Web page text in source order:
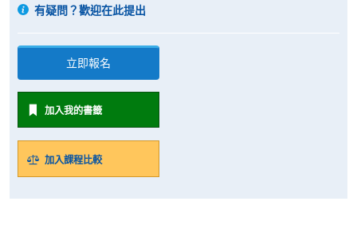
有疑問？歡迎在此提出
立即報名
加入我的書籤
加入課程比較